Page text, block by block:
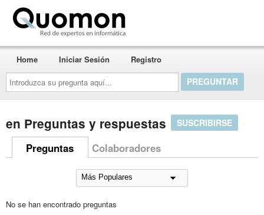
Introduzca
su
pregunta
aquí...
Home Iniciar Sesión Registro
en Preguntas y respuestas SUSCRIBIRSE
Preguntas Colaboradores
No se han encontrado preguntas